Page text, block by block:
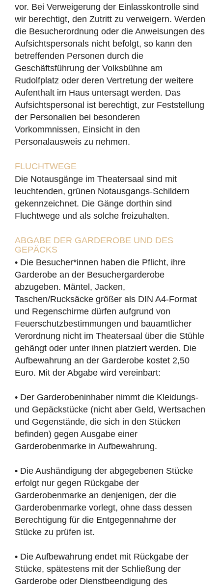
vor. Bei Verweigerung der Einlasskontrolle sind
wir berechtigt, den Zutritt zu verweigern. Werden
die Besucherordnung oder die Anweisungen des
Aufsichtspersonals nicht befolgt, so kann den
betreffenden Personen durch die
Geschäftsführung der Volksbühne am
Rudolfplatz oder deren Vertretung der weitere
Aufenthalt im Haus untersagt werden. Das
Aufsichtspersonal ist berechtigt, zur Feststellung
der Personalien bei besonderen
Vorkommnissen, Einsicht in den
Personalausweis zu nehmen.
FLUCHTWEGE
Die Notausgänge im Theatersaal sind mit
leuchtenden, grünen Notausgangs-Schildern
gekennzeichnet. Die Gänge dorthin sind
Fluchtwege und als solche freizuhalten.
ABGABE DER GARDEROBE UND DES
GEPÄCKS
• Die Besucher*innen haben die Pflicht, ihre
Garderobe an der Besuchergarderobe
abzugeben. Mäntel, Jacken,
Taschen/Rucksäcke größer als DIN A4-Format
und Regenschirme dürfen aufgrund von
Feuerschutzbestimmungen und bauamtlicher
Verordnung nicht im Theatersaal über die Stühle
gehängt oder unter ihnen platziert werden. Die
Aufbewahrung an der Garderobe kostet 2,50
Euro. Mit der Abgabe wird vereinbart:
• Der Garderobeninhaber nimmt die Kleidungs-
und Gepäckstücke (nicht aber Geld, Wertsachen
und Gegenstände, die sich in den Stücken
befinden) gegen Ausgabe einer
Garderobenmarke in Aufbewahrung.
• Die Aushändigung der abgegebenen Stücke
erfolgt nur gegen Rückgabe der
Garderobenmarke an denjenigen, der die
Garderobenmarke vorlegt, ohne dass dessen
Berechtigung für die Entgegennahme der
Stücke zu prüfen ist.
• Die Aufbewahrung endet mit Rückgabe der
Stücke, spätestens mit der Schließung der
Garderobe oder Dienstbeendigung des